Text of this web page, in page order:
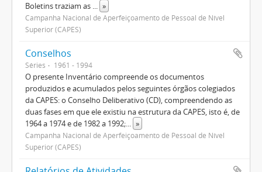
Boletins traziam as ... »
Campanha Nacional de Aperfeiçoamento de Pessoal de Nível
Superior (CAPES)
Conselhos
Séries 1961 - 1994
O presente Inventário compreende os documentos
produzidos e acumulados pelos seguintes órgãos colegiados
da CAPES: o Conselho Deliberativo (CD), compreendendo as
duas fases em que ele existiu na estrutura da CAPES, isto é, de
1964 a 1974 e de 1982 a 1992;... »
Campanha Nacional de Aperfeiçoamento de Pessoal de Nível
Superior (CAPES)